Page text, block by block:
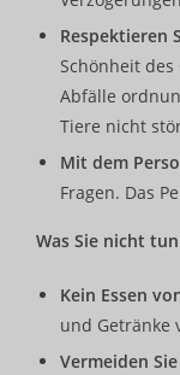
Respektieren
Schönheit
Abfälle
Tiere nicht
Mit dem
Fragen. Das
Was Sie nicht
Kein Essen
und Getränke
Vermeiden